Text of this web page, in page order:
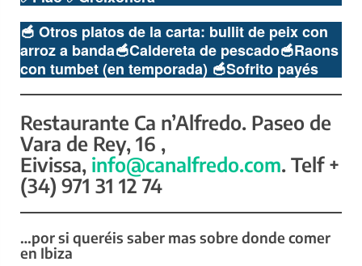
🥣 Otros platos de la carta: bullit de peix con
arroz a banda🥣Caldereta de pescado🥣Raons
con tumbet (en temporada) 🥣Sofrito payés
Restaurante Ca n’Alfredo. Paseo de
Vara de Rey, 16 ,
Eivissa, info@canalfredo.com. Telf +
(34) 971 31 12 74
…por si queréis saber mas sobre donde comer
en Ibiza